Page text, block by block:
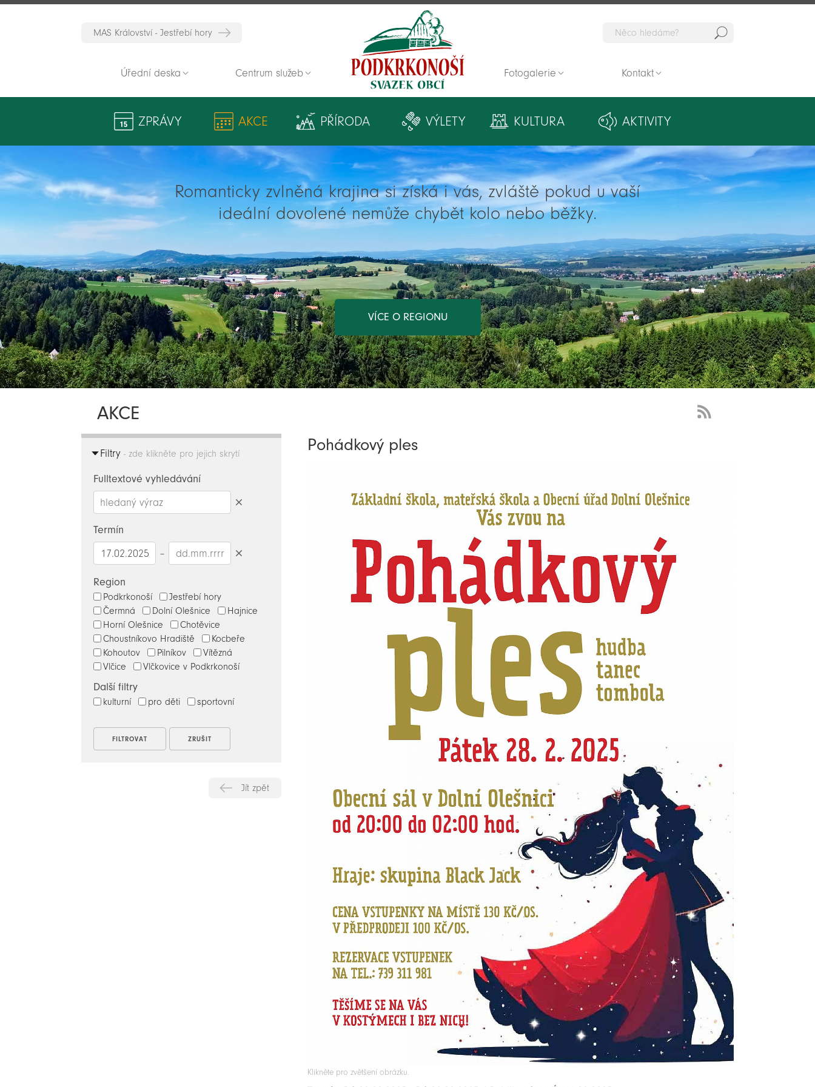
Zpět na titulní stranu
MAS Království - Jestřebí hory
Úřední deska Centrum služeb Fotogalerie Kontakt
ZPRÁVY AKCE PŘÍRODA VÝLETY KULTURA AKTIVITY
Romanticky zvlněná krajina si získá i vás, zvláště pokud u vaší
ideální dovolené nemůže chybět kolo nebo běžky.
VÍCE O REGIONU
AKCE
Filtry - zde klikněte pro jejich skrytí
Fulltextové vyhledávání
Termín
–
Region
Podkrkonoší
Jestřebí hory
Čermná
Dolní Olešnice
Hajnice
Horní Olešnice
Chotěvice
Choustníkovo Hradiště
Kocbeře
Kohoutov
Pilníkov
Vítězná
Vlčice
Vlčkovice v Podkrkonoší
Další filtry
kulturní pro děti sportovní
Jít zpět
Pohádkový ples
Klikněte pro zvětšení obrázku.